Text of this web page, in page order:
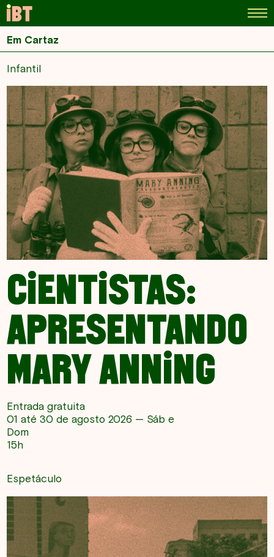
Em Cartaz
Infantil
CIENTISTAS:
APRESENTANDO
MARY ANNING
Entrada gratuita
01 até 30 de agosto 2026 — Sáb e
Dom
15h
Espetáculo